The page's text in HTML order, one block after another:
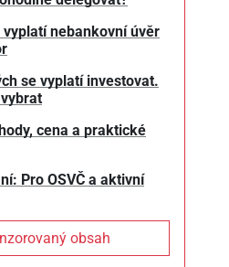
vyplatí nebankovní úvěr
se vyplatí investovat.
cena a praktické
Pro OSVČ a aktivní
obsah